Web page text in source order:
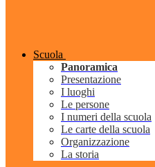
Scuola
Panoramica
Presentazione
I luoghi
Le persone
I numeri della scuola
Le carte della scuola
Organizzazione
La storia